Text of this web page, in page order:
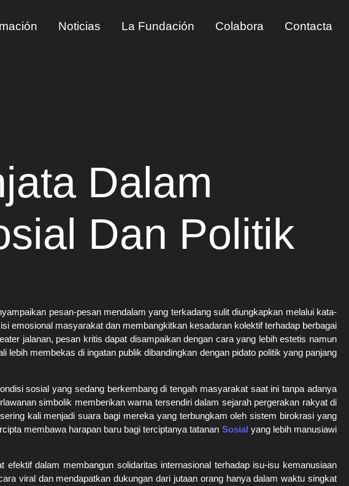
Noticias La Fundación Colabora Contacta
Dalam
Dan Politik
pesan-pesan mendalam yang terkadang sulit diungkapkan melalui kata-
emosional masyarakat dan membangkitkan kesadaran kolektif terhadap berbagai
jalanan, pesan kritis dapat disampaikan dengan cara yang lebih estetis namun
membekas di ingatan publik dibandingkan dengan pidato politik yang panjang
sosial yang sedang berkembang di tengah masyarakat saat ini tanpa adanya
simbolik memberikan warna tersendiri dalam sejarah pergerakan rakyat di
kali menjadi suara bagi mereka yang terbungkam oleh sistem birokrasi yang
membawa harapan baru bagi terciptanya tatanan Sosial yang lebih manusiawi
dalam membangun solidaritas internasional terhadap isu-isu kemanusiaan
viral dan mendapatkan dukungan dari jutaan orang hanya dalam waktu singkat